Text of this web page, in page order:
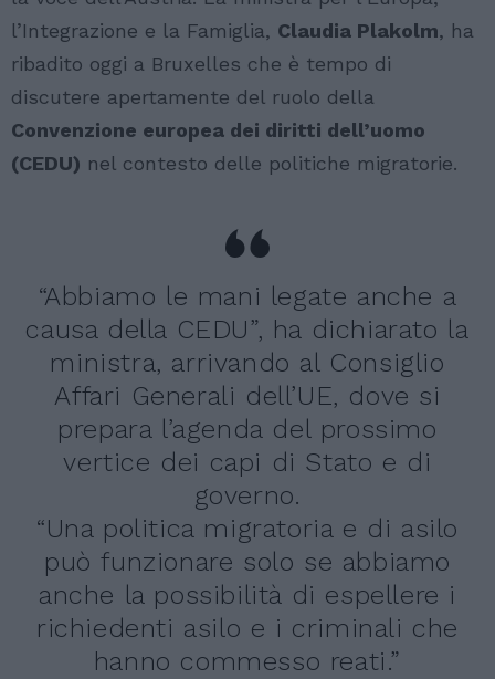
l’Integrazione e la Famiglia, Claudia Plakolm, ha
ribadito oggi a Bruxelles che è tempo di
discutere apertamente del ruolo della
Convenzione europea dei diritti dell’uomo
(CEDU) nel contesto delle politiche migratorie.
“Abbiamo le mani legate anche a
causa della CEDU”, ha dichiarato la
ministra, arrivando al Consiglio
Affari Generali dell’UE, dove si
prepara l’agenda del prossimo
vertice dei capi di Stato e di
governo.
“Una politica migratoria e di asilo
può funzionare solo se abbiamo
anche la possibilità di espellere i
richiedenti asilo e i criminali che
hanno commesso reati.”